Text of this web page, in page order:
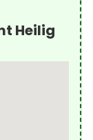
Heilig